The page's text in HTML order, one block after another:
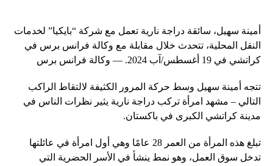
أمينة سهيل، سائقة دراجة نارية تعمل مع شركة “بايكيا” لخدمات
النقل المحلية، تتحدث خلال مقابلة مع وكالة فرانس برس في
كراتشي في 19 أغسطس/آب 2024. — وكالة فرانس برس
تتجه أمينة سهيل وسط حركة المرور الكثيفة لالتقاط الراكب
التالي – مشهد امرأة تركب دراجة نارية يثير نظرات الناس في
مدينة كراتشي الكبرى في باكستان.
تبلغ هذه المرأة من العمر 28 عامًا وهي أول امرأة في عائلتها
تدخل سوق العمل، وهو نمط ينشأ في الأسر الحضرية التي